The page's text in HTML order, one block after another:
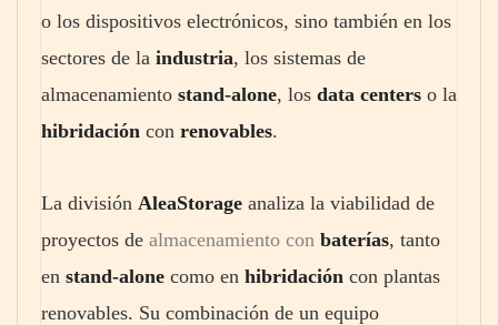
o los dispositivos electrónicos, sino también en los
sectores de la industria, los sistemas de
almacenamiento stand-alone, los data centers o la
hibridación con renovables.
La división AleaStorage analiza la viabilidad de
proyectos de almacenamiento con baterías, tanto
en stand-alone como en hibridación con plantas
renovables. Su combinación de un equipo